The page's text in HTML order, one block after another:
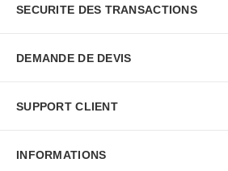
SECURITE DES TRANSACTIONS
DEMANDE DE DEVIS
SUPPORT CLIENT
INFORMATIONS